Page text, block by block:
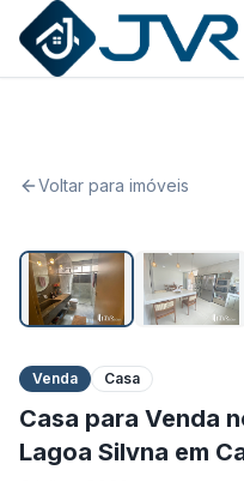
JVR Imóveis
Voltar para imóveis
Venda Casa
Casa para Venda
Lagoa Silvna em